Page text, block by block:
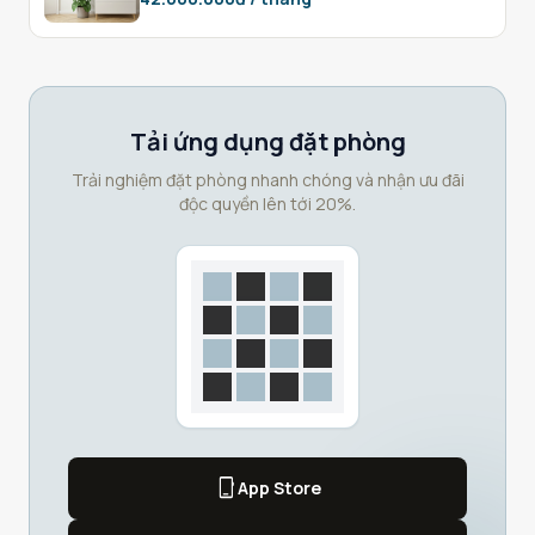
Tải ứng dụng đặt phòng
Trải nghiệm đặt phòng nhanh chóng và nhận ưu đãi
độc quyền lên tới 20%.
phone_iphoneApp Store